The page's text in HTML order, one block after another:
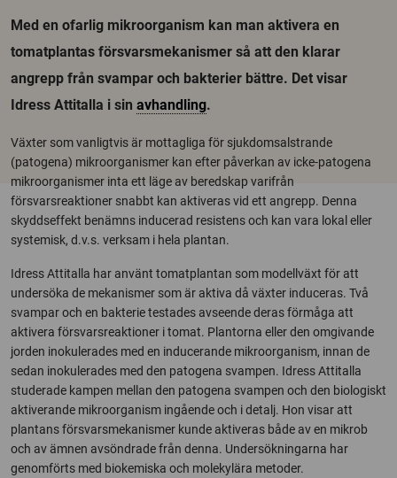
Med en ofarlig mikroorganism kan man aktivera en
tomatplantas försvarsmekanismer så att den klarar
angrepp från svampar och bakterier bättre. Det visar
Idress Attitalla i sin avhandling.
Växter som vanligtvis är mottagliga för sjukdomsalstrande
(patogena) mikroorganismer kan efter påverkan av icke-patogena
mikroorganismer inta ett läge av beredskap varifrån
försvarsreaktioner snabbt kan aktiveras vid ett angrepp. Denna
skyddseffekt benämns inducerad resistens och kan vara lokal eller
systemisk, d.v.s. verksam i hela plantan.
Idress Attitalla har använt tomatplantan som modellväxt för att
undersöka de mekanismer som är aktiva då växter induceras. Två
svampar och en bakterie testades avseende deras förmåga att
aktivera försvarsreaktioner i tomat. Plantorna eller den omgivande
jorden inokulerades med en inducerande mikroorganism, innan de
sedan inokulerades med den patogena svampen. Idress Attitalla
studerade kampen mellan den patogena svampen och den biologiskt
aktiverande mikroorganism ingående och i detalj. Hon visar att
plantans försvarsmekanismer kunde aktiveras både av en mikrob
och av ämnen avsöndrade från denna. Undersökningarna har
genomförts med biokemiska och molekylära metoder.